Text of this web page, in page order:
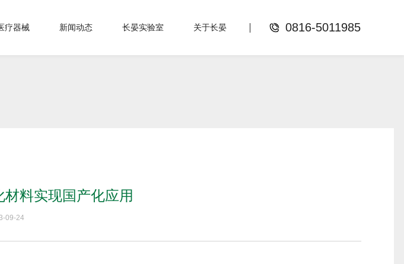
0816-5011985
疗器械 新闻动态 长晏实验室 关于长晏
料实现国产化应用
09-24